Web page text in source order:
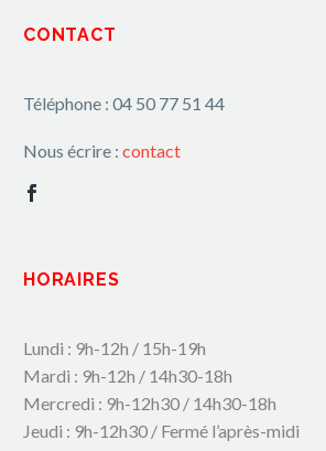
CONTACT
Téléphone : 04 50 77 51 44
Nous écrire : contact
HORAIRES
Lundi : 9h-12h / 15h-19h
Mardi : 9h-12h / 14h30-18h
Mercredi : 9h-12h30 / 14h30-18h
Jeudi : 9h-12h30 / Fermé l’après-midi